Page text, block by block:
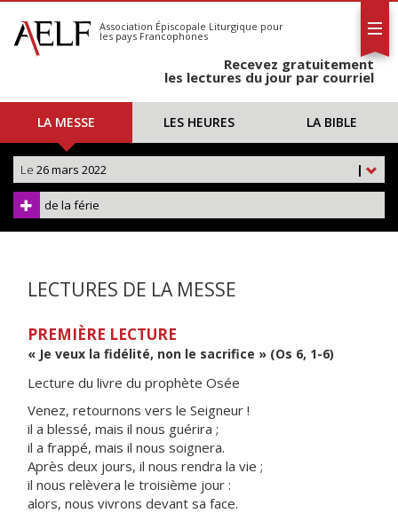
S'abonner
Calendrier
Association Épiscopale Liturgique pour
les pays Francophones
Recevez gratuitement
les lectures du jour par courriel
LA MESSE LES HEURES LA BIBLE
|
Le 26 mars 2022
de la férie
LECTURES DE LA MESSE
PREMIÈRE LECTURE
« Je veux la fidélité, non le sacrifice » (Os 6, 1-6)
Lecture du livre du prophète Osée
Venez, retournons vers le Seigneur !
il a blessé, mais il nous guérira ;
il a frappé, mais il nous soignera.
Après deux jours, il nous rendra la vie ;
il nous relèvera le troisième jour :
alors, nous vivrons devant sa face.